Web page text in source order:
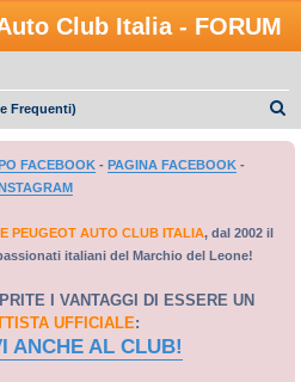
Club Italia - FORUM
Frequenti)
FACEBOOK- PAGINA FACEBOOK-
PEUGEOT AUTO CLUB ITALIA, dal 2002 il
italiani del Marchio del Leone!
I VANTAGGI DI ESSERE UN
UFFICIALE:
ANCHE AL CLUB!